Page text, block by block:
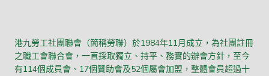
港九勞工社團聯會（簡稱勞聯）於1984年11月成立，為社團註冊
之職工會聯合會，一直採取獨立、持平、務實的辦會方針，至今
有114個成員會、17個贊助會及52個屬會加盟，整體會員超過十